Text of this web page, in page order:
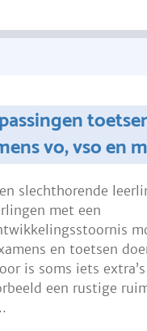
vo, vso en
slechthorende
met een
en toetsen
is soms iets
een rustige